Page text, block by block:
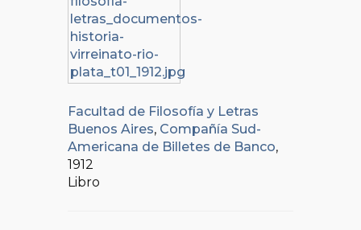
Facultad de Filosofía y Letras
Buenos Aires, Compañía Sud-
Americana de Billetes de Banco,
1912
Libro